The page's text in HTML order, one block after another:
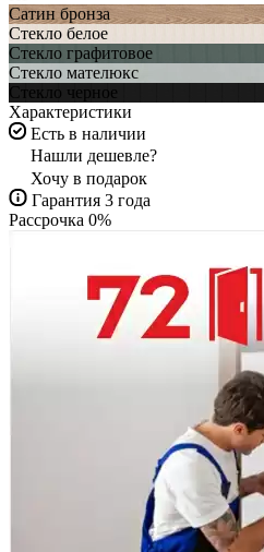
Сатин бронза
Стекло белое
Стекло графитовое
Стекло мателюкс
Стекло черное
Характеристики
Есть в наличии
Нашли дешевле?
Хочу в подарок
Гарантия 3 года
Рассрочка 0%